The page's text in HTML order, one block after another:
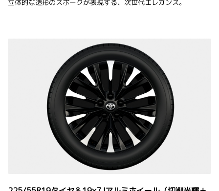
立体的な造形のスポークが表現する、次世代エレガンス。